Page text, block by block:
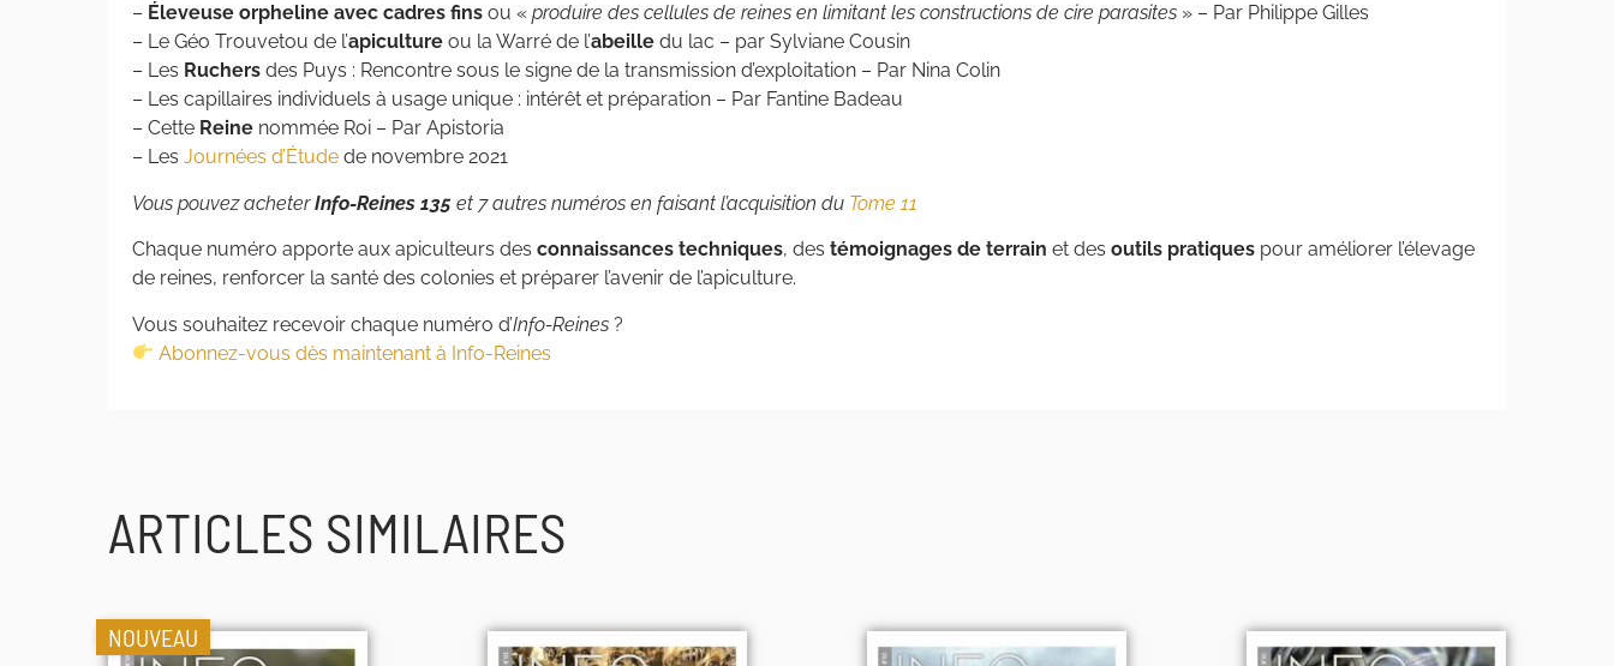
– Éleveuse orpheline avec cadres fins ou « produire des cellules de reines en limitant les constructions de cire parasites » – Par Philippe Gilles
– Le Géo Trouvetou de l’apiculture ou la Warré de l’abeille du lac – par Sylviane Cousin
– Les Ruchers des Puys : Rencontre sous le signe de la transmission d’exploitation – Par Nina Colin
– Les capillaires individuels à usage unique : intérêt et préparation – Par Fantine Badeau
– Cette Reine nommée Roi – Par Apistoria
– Les Journées d’Étude de novembre 2021
Vous pouvez acheterInfo-Reines 135 et 7 autres numéros en faisant l’acquisition du Tome 11
Chaque numéro apporte aux apiculteurs des connaissances techniques, des témoignages de terrain et des outils pratiques pour améliorer l’élevage
de reines, renforcer la santé des colonies et préparer l’avenir de l’apiculture.
Vous souhaitez recevoir chaque numéro d’Info-Reines ?
Abonnez-vous dès maintenant à Info-Reines
ARTICLES SIMILAIRES
NOUVEAU